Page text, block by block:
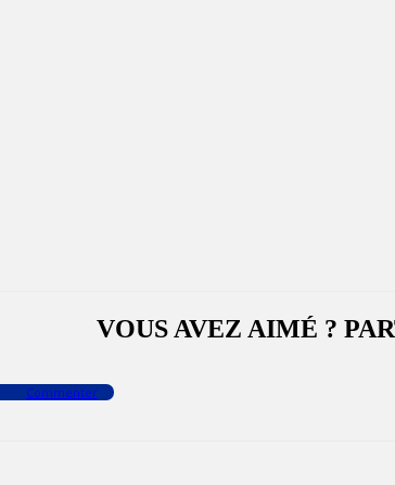
VOUS AVEZ AIMÉ ?
Commenter